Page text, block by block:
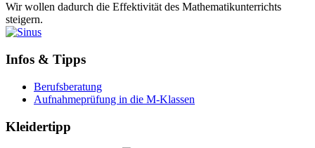
Wir wollen dadurch die Effektivität des Mathematikunterrichts
steigern.
Infos & Tipps
Berufsberatung
Aufnahmeprüfung in die M-Klassen
Kleidertipp